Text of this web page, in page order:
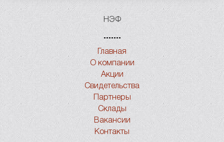
НЭФ
Главная
О компании
Акции
Свидетельства
Партнеры
Склады
Вакансии
Контакты